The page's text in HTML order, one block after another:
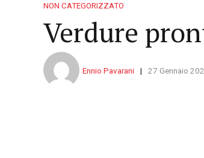
NON CATEGORIZZATO
Verdure
Ennio Pavarani 27 Gennaio